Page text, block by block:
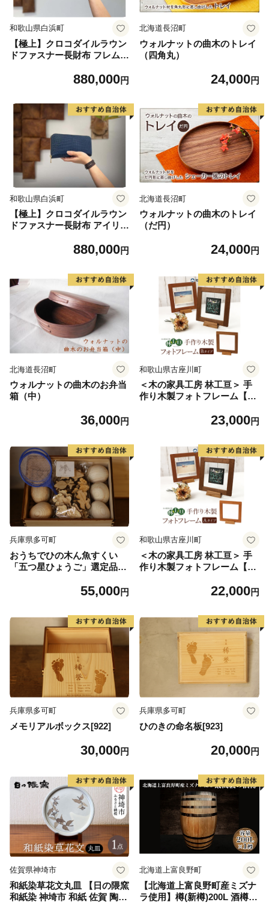
和歌山県白浜町
【極上】クロコダイルラウン
ドファスナー長財布 フレムレ
880,000円
北海道長沼町
ウォルナットの曲木のトレイ
（四角丸）
24,000円
和歌山県白浜町
【極上】クロコダイルラウン
ドファスナー長財布 アイリス
880,000円
北海道長沼町
ウォルナットの曲木のトレイ
（だ円）
24,000円
北海道長沼町
ウォルナットの曲木のお弁当
箱（中）
36,000円
和歌山県古座川町
＜木の家具工房 林工亘＞ 手
作り木製フォトフレーム【B
23,000円
兵庫県多可町
おうちでひの木ん魚すくい
「五つ星ひょうご」選定品[9
55,000円
和歌山県古座川町
＜木の家具工房 林工亘＞ 手
作り木製フォトフレーム【A
22,000円
兵庫県多可町
メモリアルボックス[922]
30,000円
兵庫県多可町
ひのきの命名板[923]
20,000円
佐賀県神埼市
和紙染草花文丸皿 【日の隈窯
和紙染 神埼市 和紙 佐賀 陶器
北海道上富良野町
【北海道上富良野町産ミズナ
ラ使用】樽(新樽)200L 酒樽